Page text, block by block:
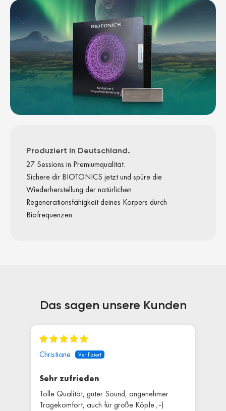
Produziert in Deutschland.
27 Sessions in Premiumqualität.
Sichere dir BIOTONICS jetzt und spüre die
Wiederherstellung der natürlichen
Regenerationsfähigkeit deines Körpers durch
Biofrequenzen.
Das sagen unsere Kunden
Christiane
Sehr zufrieden
Tolle Qualität, guter Sound, angenehmer
Tragekomfort, auch für große Köpfe ;-)